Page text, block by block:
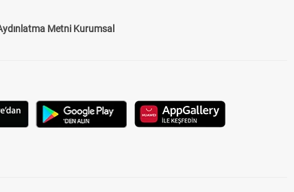
Metni Kurumsal